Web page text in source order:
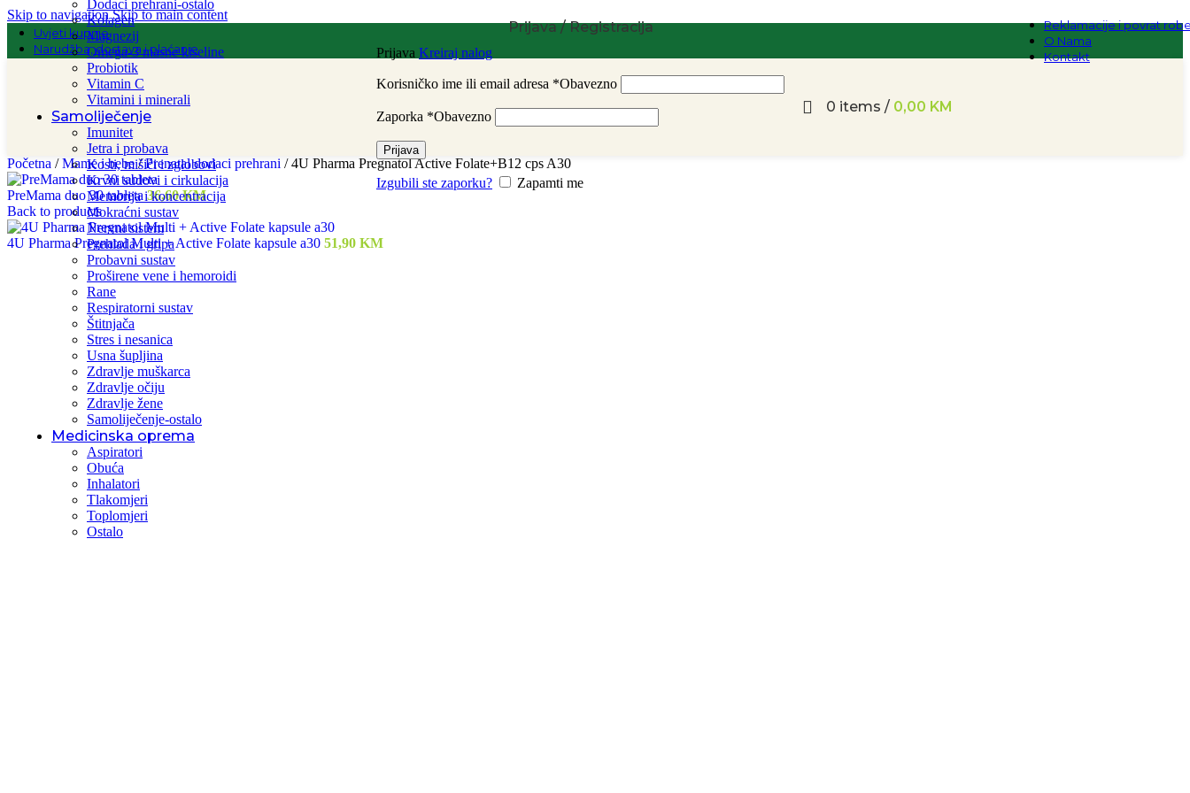
Skip to navigationSkip to main content
Uvjeti kupnje
Narudžba, dostava i plaćanje
Reklamacije i povrat
O Nama
Kontakt
Dodaci prehrani-ostalo
Kolagen
Magnezij
Omega-3 masne kiseline
Probiotik
Vitamin C
Vitamini i minerali
Samoliječenje
Imunitet
Jetra i probava
Kosti, mišići i zglobovi
Krvni sudovi i cirkulacija
Memorija i koncentracija
Mokraćni sustav
Nervni sistem
Prehlada i gripa
Probavni sustav
Proširene vene i hemoroidi
Rane
Respiratorni sustav
Štitnjača
Stres i nesanica
Usna šupljina
Zdravlje muškarca
Zdravlje očiju
Zdravlje žene
Samoliječenje-ostalo
Medicinska oprema
Aspiratori
Obuća
Inhalatori
Tlakomjeri
Toplomjeri
Ostalo
Prijava / Registracija
Prijava Kreiraj nalog
Korisničko ime ili email adresa *Obavezno
Zaporka *Obavezno
Prijava
Izgubili ste zaporku? Zapamti me
0 items / 0,00 KM
Početna / Mame i bebe/ Prenatal dodaci prehrani / 4U Pharma Pregnatol Active Folate+B12 cps A30
PreMama duo 30 tableta36,60KM
Back to products
4U Pharma Pregnatol Multi + Active Folate kapsule a30 51,90 KM